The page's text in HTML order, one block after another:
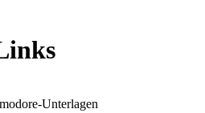
Unterlagen